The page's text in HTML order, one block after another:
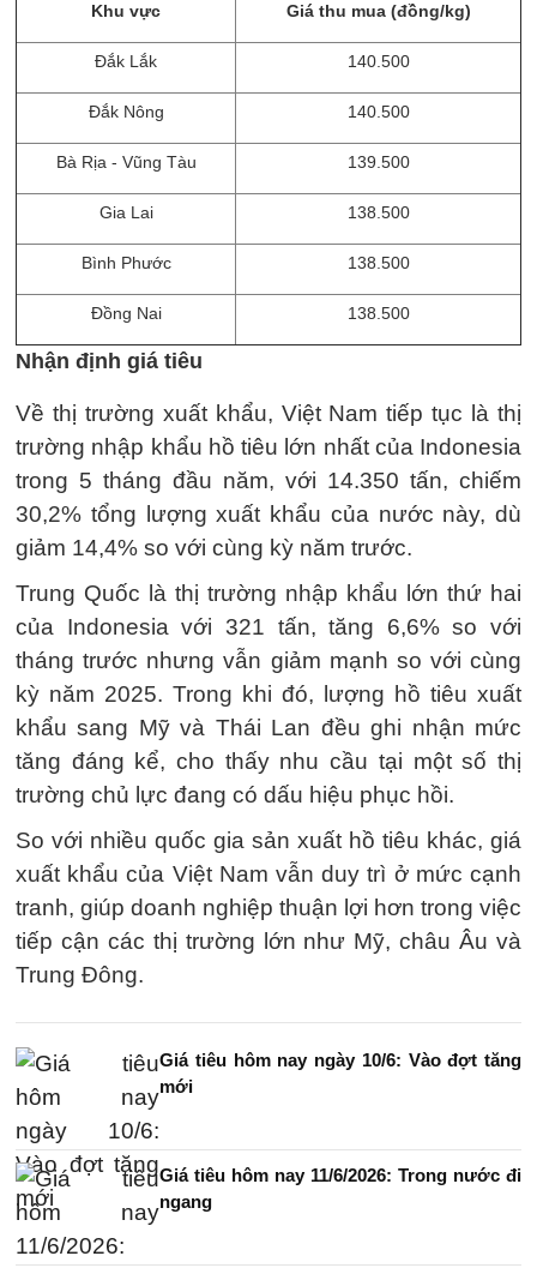
Khu vực Giá thu mua (đồng/kg)
Đắk Lắk 140.500
Đắk Nông 140.500
Bà Rịa - Vũng Tàu 139.500
Gia Lai 138.500
Bình Phước 138.500
Đồng Nai 138.500
Nhận định giá tiêu
Về thị trường xuất khẩu, Việt Nam tiếp tục là thị
trường nhập khẩu hồ tiêu lớn nhất của Indonesia
trong 5 tháng đầu năm, với 14.350 tấn, chiếm
30,2% tổng lượng xuất khẩu của nước này, dù
giảm 14,4% so với cùng kỳ năm trước.
Trung Quốc là thị trường nhập khẩu lớn thứ hai
của Indonesia với 321 tấn, tăng 6,6% so với
tháng trước nhưng vẫn giảm mạnh so với cùng
kỳ năm 2025. Trong khi đó, lượng hồ tiêu xuất
khẩu sang Mỹ và Thái Lan đều ghi nhận mức
tăng đáng kể, cho thấy nhu cầu tại một số thị
trường chủ lực đang có dấu hiệu phục hồi.
So với nhiều quốc gia sản xuất hồ tiêu khác, giá
xuất khẩu của Việt Nam vẫn duy trì ở mức cạnh
tranh, giúp doanh nghiệp thuận lợi hơn trong việc
tiếp cận các thị trường lớn như Mỹ, châu Âu và
Trung Đông.
Giá tiêu hôm nay ngày 10/6: Vào đợt tăng
mới
Giá tiêu hôm nay 11/6/2026: Trong nước đi
ngang